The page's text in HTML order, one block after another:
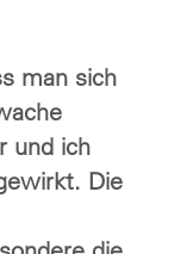
man sich
und ich
Die